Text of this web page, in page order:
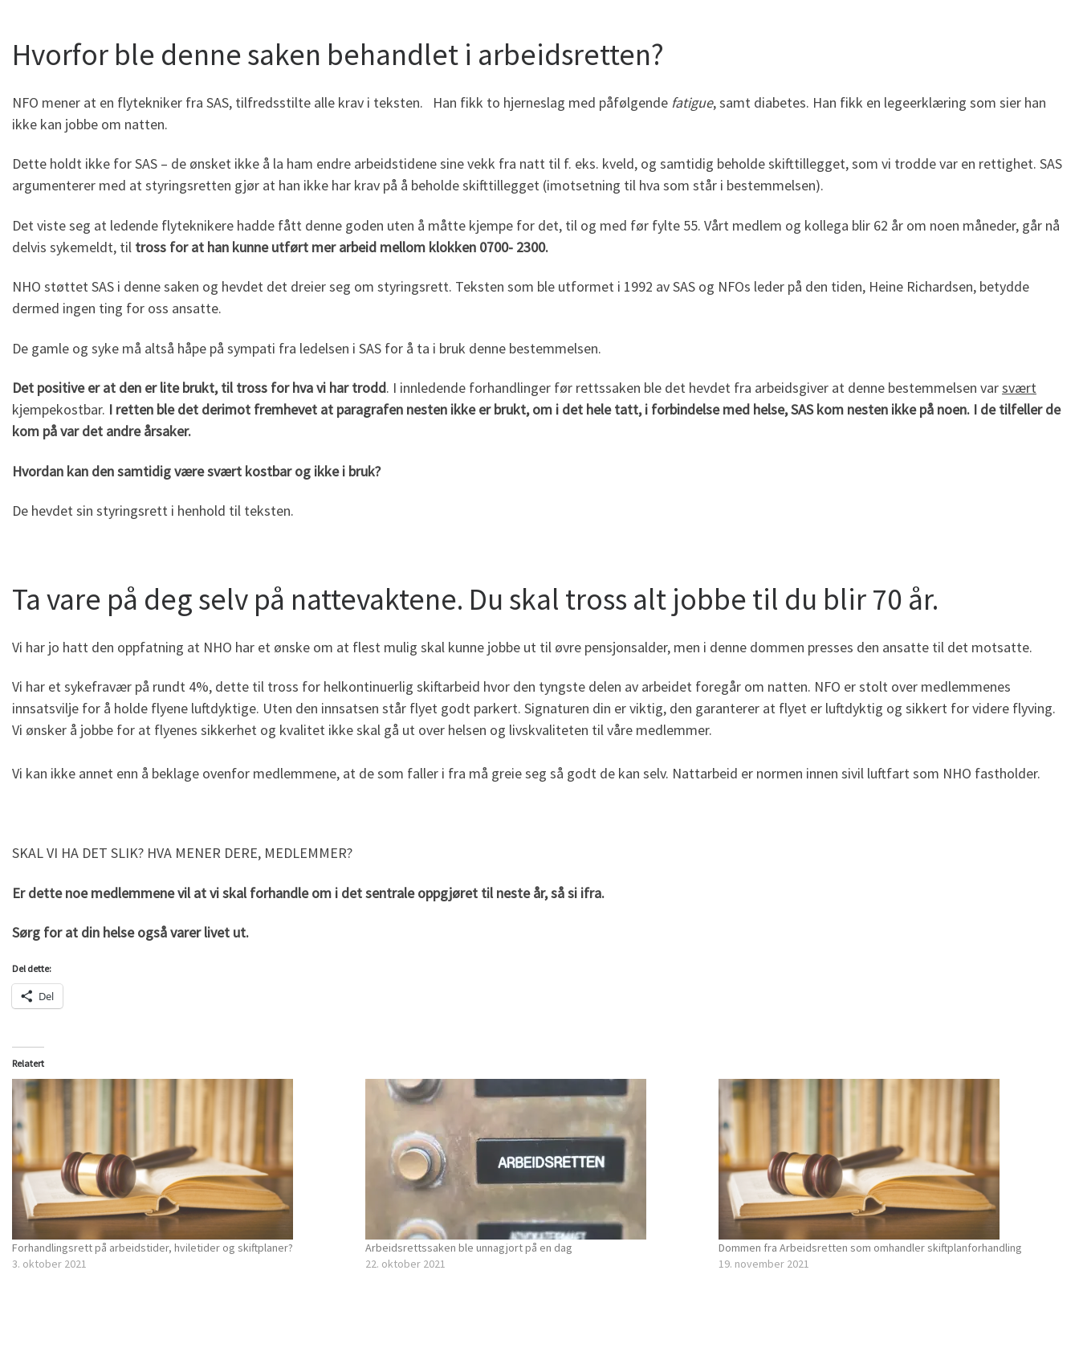
Hvorfor ble denne saken behandlet i arbeidsretten?
NFO mener at en flytekniker fra SAS, tilfredsstilte alle krav i teksten. Han fikk to hjerneslag med påfølgende fatigue, samt diabetes. Han fikk en legeerklæring som sier han
ikke kan jobbe om natten.
Dette holdt ikke for SAS – de ønsket ikke å la ham endre arbeidstidene sine vekk fra natt til f. eks. kveld, og samtidig beholde skifttillegget, som vi trodde var en rettighet. SAS
argumenterer med at styringsretten gjør at han ikke har krav på å beholde skifttillegget (imotsetning til hva som står i bestemmelsen).
Det viste seg at ledende flyteknikere hadde fått denne goden uten å måtte kjempe for det, til og med før fylte 55. Vårt medlem og kollega blir 62 år om noen måneder, går nå
delvis sykemeldt, til tross for at han kunne utført mer arbeid mellom klokken 0700- 2300.
NHO støttet SAS i denne saken og hevdet det dreier seg om styringsrett. Teksten som ble utformet i 1992 av SAS og NFOs leder på den tiden, Heine Richardsen, betydde
dermed ingen ting for oss ansatte.
De gamle og syke må altså håpe på sympati fra ledelsen i SAS for å ta i bruk denne bestemmelsen.
Det positive er at den er lite brukt, til tross for hva vi har trodd. I innledende forhandlinger før rettssaken ble det hevdet fra arbeidsgiver at denne bestemmelsen varsvært
kjempekostbar. I retten ble det derimot fremhevet at paragrafen nesten ikke er brukt, om i det hele tatt, i forbindelse med helse, SAS kom nesten ikke på noen. I de tilfeller de
kom på var det andre årsaker.
Hvordan kan den samtidig være svært kostbar og ikke i bruk?
De hevdet sin styringsrett i henhold til teksten.
Ta vare på deg selv på nattevaktene. Du skal tross alt jobbe til du blir 70 år.
Vi har jo hatt den oppfatning at NHO har et ønske om at flest mulig skal kunne jobbe ut til øvre pensjonsalder, men i denne dommen presses den ansatte til det motsatte.
Vi har et sykefravær på rundt 4%, dette til tross for helkontinuerlig skiftarbeid hvor den tyngste delen av arbeidet foregår om natten. NFO er stolt over medlemmenes
innsatsvilje for å holde flyene luftdyktige. Uten den innsatsen står flyet godt parkert. Signaturen din er viktig, den garanterer at flyet er luftdyktig og sikkert for videre flyving.
Vi ønsker å jobbe for at flyenes sikkerhet og kvalitet ikke skal gå ut over helsen og livskvaliteten til våre medlemmer.
Vi kan ikke annet enn å beklage ovenfor medlemmene, at de som faller i fra må greie seg så godt de kan selv. Nattarbeid er normen innen sivil luftfart som NHO fastholder.
SKAL VI HA DET SLIK? HVA MENER DERE, MEDLEMMER?
Er dette noe medlemmene vil at vi skal forhandleom i det sentrale oppgjøret til neste år, så si ifra.
Sørg for at din helse også varer livet ut.
Del dette:
Del
Relatert
Forhandlingsrett på arbeidstider, hviletider og skiftplaner?
3. oktober 2021
Arbeidsrettssaken ble unnagjort på en dag
22. oktober 2021
Dommen fra Arbeidsretten som omhandler skiftplanforhandling
19. november 2021